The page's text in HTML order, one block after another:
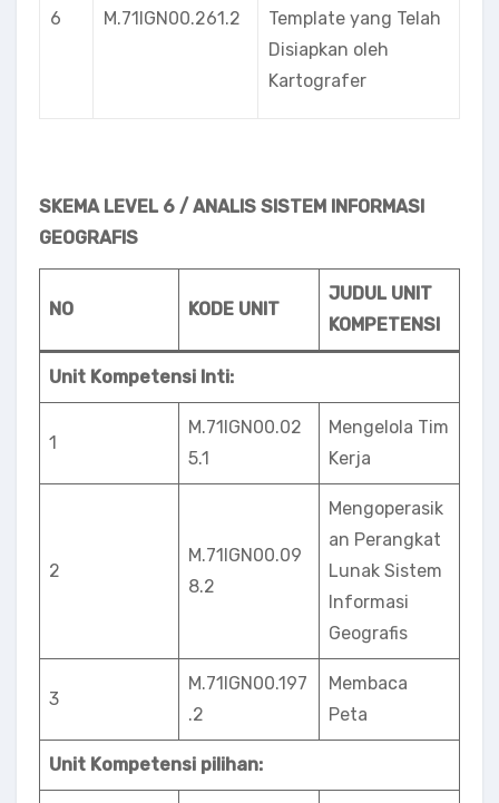
6 M.71IGN00.261.2
Template yang Telah
Disiapkan oleh
Kartografer
SKEMA LEVEL 6 / ANALIS SISTEM INFORMASI
GEOGRAFIS
NO KODE UNIT
JUDUL UNIT
KOMPETENSI
Unit Kompetensi Inti:
1
M.71IGN00.02
5.1
Mengelola Tim
Kerja
2
M.71lGN00.09
8.2
Mengoperasik
an Perangkat
Lunak Sistem
Informasi
Geografis
3
M.71IGN00.197
.2
Membaca
Peta
Unit Kompetensi pilihan: